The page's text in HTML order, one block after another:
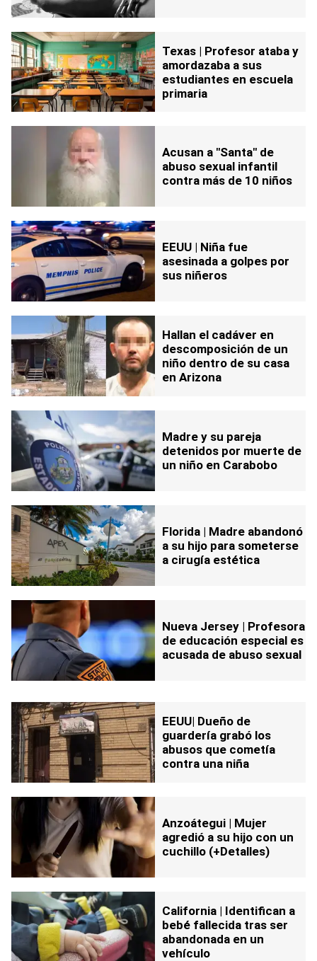
Texas | Profesor ataba y
amordazaba a sus
estudiantes en escuela
primaria
Acusan a "Santa" de
abuso sexual infantil
contra más de 10 niños
EEUU | Niña fue
asesinada a golpes por
sus niñeros
Hallan el cadáver en
descomposición de un
niño dentro de su casa
en Arizona
Madre y su pareja
detenidos por muerte de
un niño en Carabobo
Florida | Madre abandonó
a su hijo para someterse
a cirugía estética
Nueva Jersey | Profesora
de educación especial es
acusada de abuso sexual
EEUU| Dueño de
guardería grabó los
abusos que cometía
contra una niña
Anzoátegui | Mujer
agredió a su hijo con un
cuchillo (+Detalles)
California | Identifican a
bebé fallecida tras ser
abandonada en un
vehículo